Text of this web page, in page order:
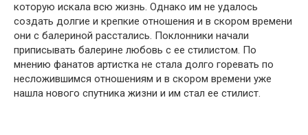
которую искала всю жизнь. Однако им не удалось
создать долгие и крепкие отношения и в скором времени
они с балериной расстались. Поклонники начали
приписывать балерине любовь с ее стилистом. По
мнению фанатов артистка не стала долго горевать по
несложившимся отношениям и в скором времени уже
нашла нового спутника жизни и им стал ее стилист.